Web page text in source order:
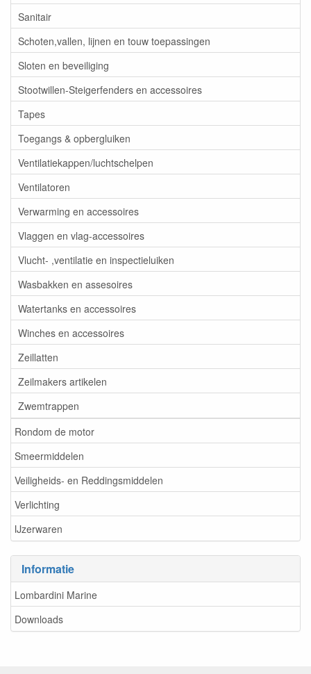
Sanitair
Schoten,vallen, lijnen en touw toepassingen
Sloten en beveiliging
Stootwillen-Steigerfenders en accessoires
Tapes
Toegangs & opbergluiken
Ventilatiekappen/luchtschelpen
Ventilatoren
Verwarming en accessoires
Vlaggen en vlag-accessoires
Vlucht- ,ventilatie en inspectieluiken
Wasbakken en assesoires
Watertanks en accessoires
Winches en accessoires
Zeillatten
Zeilmakers artikelen
Zwemtrappen
Rondom de motor
Smeermiddelen
Veiligheids- en Reddingsmiddelen
Verlichting
IJzerwaren
Informatie
Lombardini Marine
Downloads